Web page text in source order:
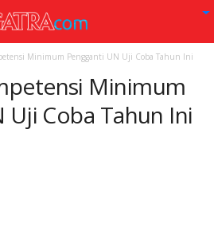
Minimum Pengganti UN Uji Coba Tahun Ini
Minimum
Uji Coba Tahun Ini